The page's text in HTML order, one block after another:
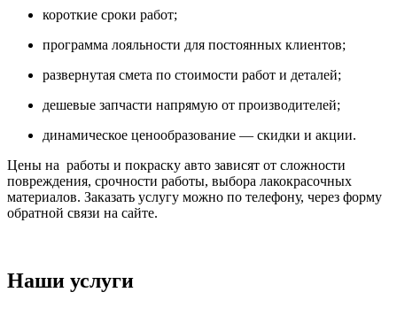
короткие сроки работ;
программа лояльности для постоянных клиентов;
развернутая смета по стоимости работ и деталей;
дешевые запчасти напрямую от производителей;
динамическое ценообразование — скидки и акции.
Цены на работы и покраску авто зависят от сложности
повреждения, срочности работы, выбора лакокрасочных
материалов. Заказать услугу можно по телефону, через форму
обратной связи на сайте.
Наши услуги